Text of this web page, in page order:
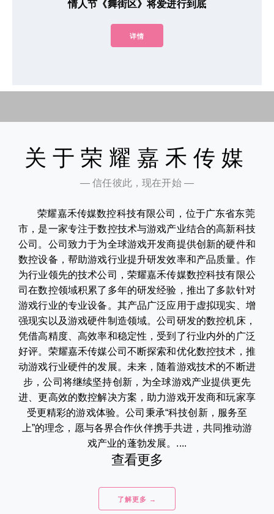
情人节《舞街区》将爱进行到底
详情
关于荣耀嘉禾传媒
— 信任彼此，现在开始 —
荣耀嘉禾传媒数控科技有限公司，位于广东省东莞
市，是一家专注于数控技术与游戏产业结合的高新科技
公司。公司致力于为全球游戏开发商提供创新的硬件和
数控设备，帮助游戏行业提升研发效率和产品质量。作
为行业领先的技术公司，荣耀嘉禾传媒数控科技有限公
司在数控领域积累了多年的研发经验，推出了多款针对
游戏行业的专业设备。其产品广泛应用于虚拟现实、增
强现实以及游戏硬件制造领域。公司研发的数控机床，
凭借高精度、高效率和稳定性，受到了行业内外的广泛
好评。荣耀嘉禾传媒公司不断探索和优化数控技术，推
动游戏行业硬件的发展。未来，随着游戏技术的不断进
步，公司将继续坚持创新，为全球游戏产业提供更先
进、更高效的数控解决方案，助力游戏开发商和玩家享
受更精彩的游戏体验。公司秉承“科技创新，服务至
上”的理念，愿与各界合作伙伴携手共进，共同推动游
戏产业的蓬勃发展。....
查看更多
了解更多 →